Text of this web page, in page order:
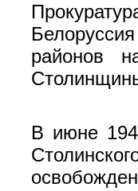
районов
В июне